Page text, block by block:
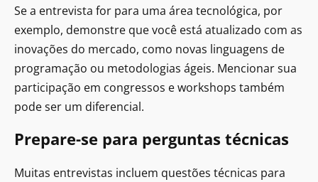
Se a entrevista for para uma área tecnológica, por
exemplo, demonstre que você está atualizado com as
inovações do mercado, como novas linguagens de
programação ou metodologias ágeis. Mencionar sua
participação em congressos e workshops também
pode ser um diferencial.
Prepare-se para perguntas técnicas
Muitas entrevistas incluem questões técnicas para